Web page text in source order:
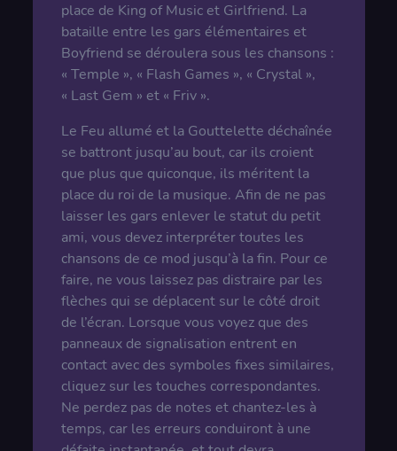
place de King of Music et Girlfriend. La
bataille entre les gars élémentaires et
Boyfriend se déroulera sous les chansons :
« Temple », « Flash Games », « Crystal »,
« Last Gem » et « Friv ».
Le Feu allumé et la Gouttelette déchaînée
se battront jusqu’au bout, car ils croient
que plus que quiconque, ils méritent la
place du roi de la musique. Afin de ne pas
laisser les gars enlever le statut du petit
ami, vous devez interpréter toutes les
chansons de ce mod jusqu’à la fin. Pour ce
faire, ne vous laissez pas distraire par les
flèches qui se déplacent sur le côté droit
de l’écran. Lorsque vous voyez que des
panneaux de signalisation entrent en
contact avec des symboles fixes similaires,
cliquez sur les touches correspondantes.
Ne perdez pas de notes et chantez-les à
temps, car les erreurs conduiront à une